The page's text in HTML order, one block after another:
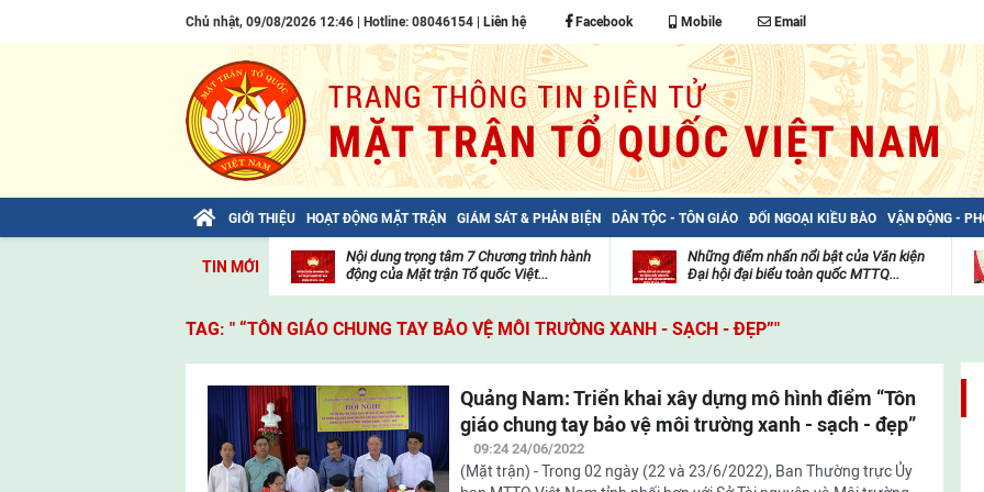
Chủ nhật, 09/08/2026 12:46 | Hotline: 08046154 | Liên hệ Facebook Mobile Email
GIỚI THIỆU HOẠT ĐỘNG MẶT TRẬN GIÁM SÁT & PHẢN BIỆN DÂN TỘC - TÔN GIÁO ĐỐI NGOẠI KIỀU BÀO VẬN ĐỘNG -
TIN MỚI
Bài viết của Tổng Bí thư Tô Lâm: TIẾN
viện
Nội dung trọng tâm 7 Chương trình hành
động của Mặt trận Tổ quốc Việt...
viện
Những điểm nhấn nổi bật của Văn kiện
Đại hội đại biểu toàn quốc MTTQ...
TAG: " “TÔN GIÁO CHUNG TAY BẢO VỆ MÔI TRƯỜNG XANH - SẠCH - ĐẸP”"
Quảng Nam: Triển khai xây dựng mô hình điểm “Tôn
giáo chung tay bảo vệ môi trường xanh - sạch - đẹp”
09:24 24/06/2022
(Mặt trận) - Trong 02 ngày (22 và 23/6/2022), Ban Thường trực Ủy